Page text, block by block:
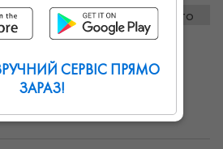
1 фото
СЕРВІС ПРЯМО
ЗАРАЗ!